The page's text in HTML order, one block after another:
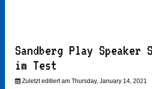
Sandberg Play Speaker
im Test
Zuletzt editiert am Thursday, January 14, 2021